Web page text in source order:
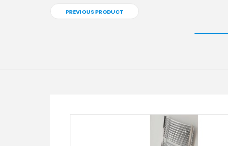
PREVIOUS PRODUCT